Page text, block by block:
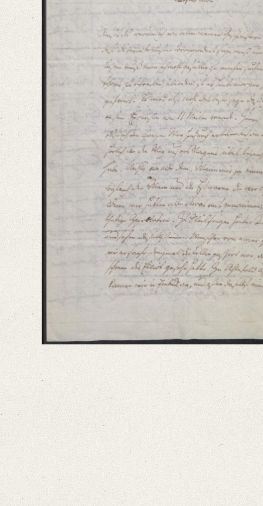
Weißt Du warum ich von allen meinen Geschwistern an Dich zuerst
Provider: Leipzig, Universitätsbibliothek
Classification Number: II A IV 1528
Number of Pages: 4 S.
Language